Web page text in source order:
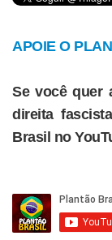
APOIE O
Se você quer
direita
Brasil no